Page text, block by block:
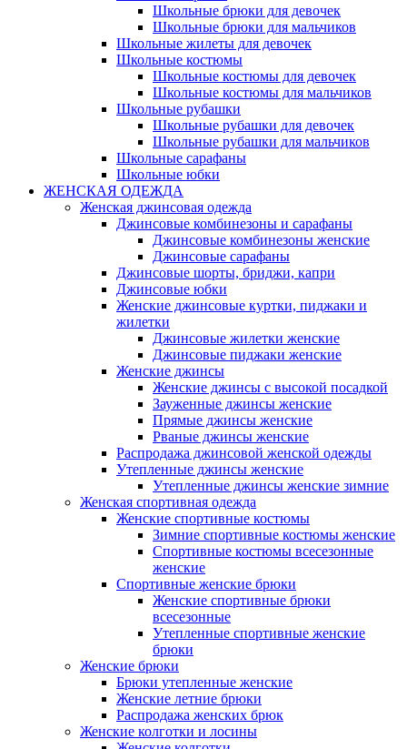
Школьные брюки для девочек
Школьные брюки для мальчиков
Школьные жилеты для девочек
Школьные костюмы
Школьные костюмы для девочек
Школьные костюмы для мальчиков
Школьные рубашки
Школьные рубашки для девочек
Школьные рубашки для мальчиков
Школьные сарафаны
Школьные юбки
ЖЕНСКАЯ ОДЕЖДА
Женская джинсовая одежда
Джинсовые комбинезоны и сарафаны
Джинсовые комбинезоны женские
Джинсовые сарафаны
Джинсовые шорты, бриджи, капри
Джинсовые юбки
Женские джинсовые куртки, пиджаки и
жилетки
Джинсовые жилетки женские
Джинсовые пиджаки женские
Женские джинсы
Женские джинсы с высокой посадкой
Зауженные джинсы женские
Прямые джинсы женские
Рваные джинсы женские
Распродажа джинсовой женской одежды
Утепленные джинсы женские
Утепленные джинсы женские зимние
Женская спортивная одежда
Женские спортивные костюмы
Зимние спортивные костюмы женские
Спортивные костюмы всесезонные
женские
Спортивные женские брюки
Женские спортивные брюки
всесезонные
Утепленные спортивные женские
брюки
Женские брюки
Брюки утепленные женские
Женские летние брюки
Распродажа женских брюк
Женские колготки и лосины